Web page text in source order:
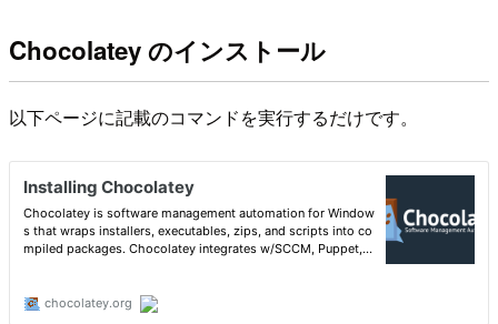
Chocolatey のインストール
以下ページに記載のコマンドを実行するだけです。